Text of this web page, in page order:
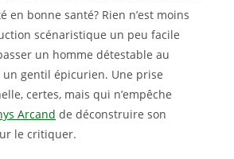
en bonne santé? Rien n’est moins
scénaristique un peu facile
un homme détestable au
gentil épicurien. Une prise
certes, mais qui n’empêche
Arcand de déconstruire son
le critiquer.